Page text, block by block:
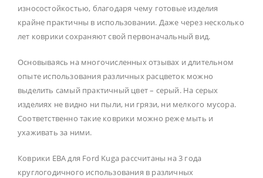
износостойкостью, благодаря чему готовые изделия
крайне практичны в использовании. Даже через несколько
лет коврики сохраняют свой первоначальный вид.
Основываясь на многочисленных отзывах и длительном
опыте использования различных расцветок можно
выделить самый практичный цвет – серый. На серых
изделиях не видно ни пыли, ни грязи, ни мелкого мусора.
Соответственно такие коврики можно реже мыть и
ухаживать за ними.
Коврики ЕВА для Ford Kuga рассчитаны на 3 года
круглогодичного использования в различных